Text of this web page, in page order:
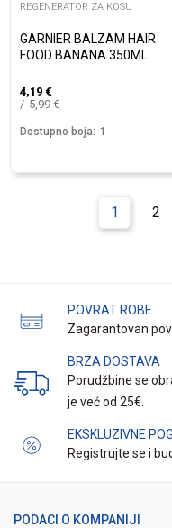
REGENERATOR ZA KOSU
GARNIER BALZAM HAIR
FOOD BANANA 350ML
4,19 €
5,99€
Dostupno boja: 1
1 2
POVRAT ROBE
Zagarantovan
BRZA DOSTAVA
Porudžbine se
je već od 25€.
EKSKLUZIVNE
Registrujte se i
PODACI O KOMPANIJI